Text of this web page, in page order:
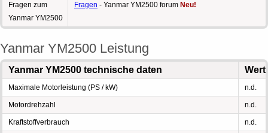
Fragen zum
Yanmar YM2500
Fragen - Yanmar YM2500 forum Neu!
Yanmar YM2500 Leistung
Yanmar YM2500 technische daten Wert
Maximale Motorleistung (PS / kW) n.d.
Motordrehzahl n.d.
Kraftstoffverbrauch n.d.